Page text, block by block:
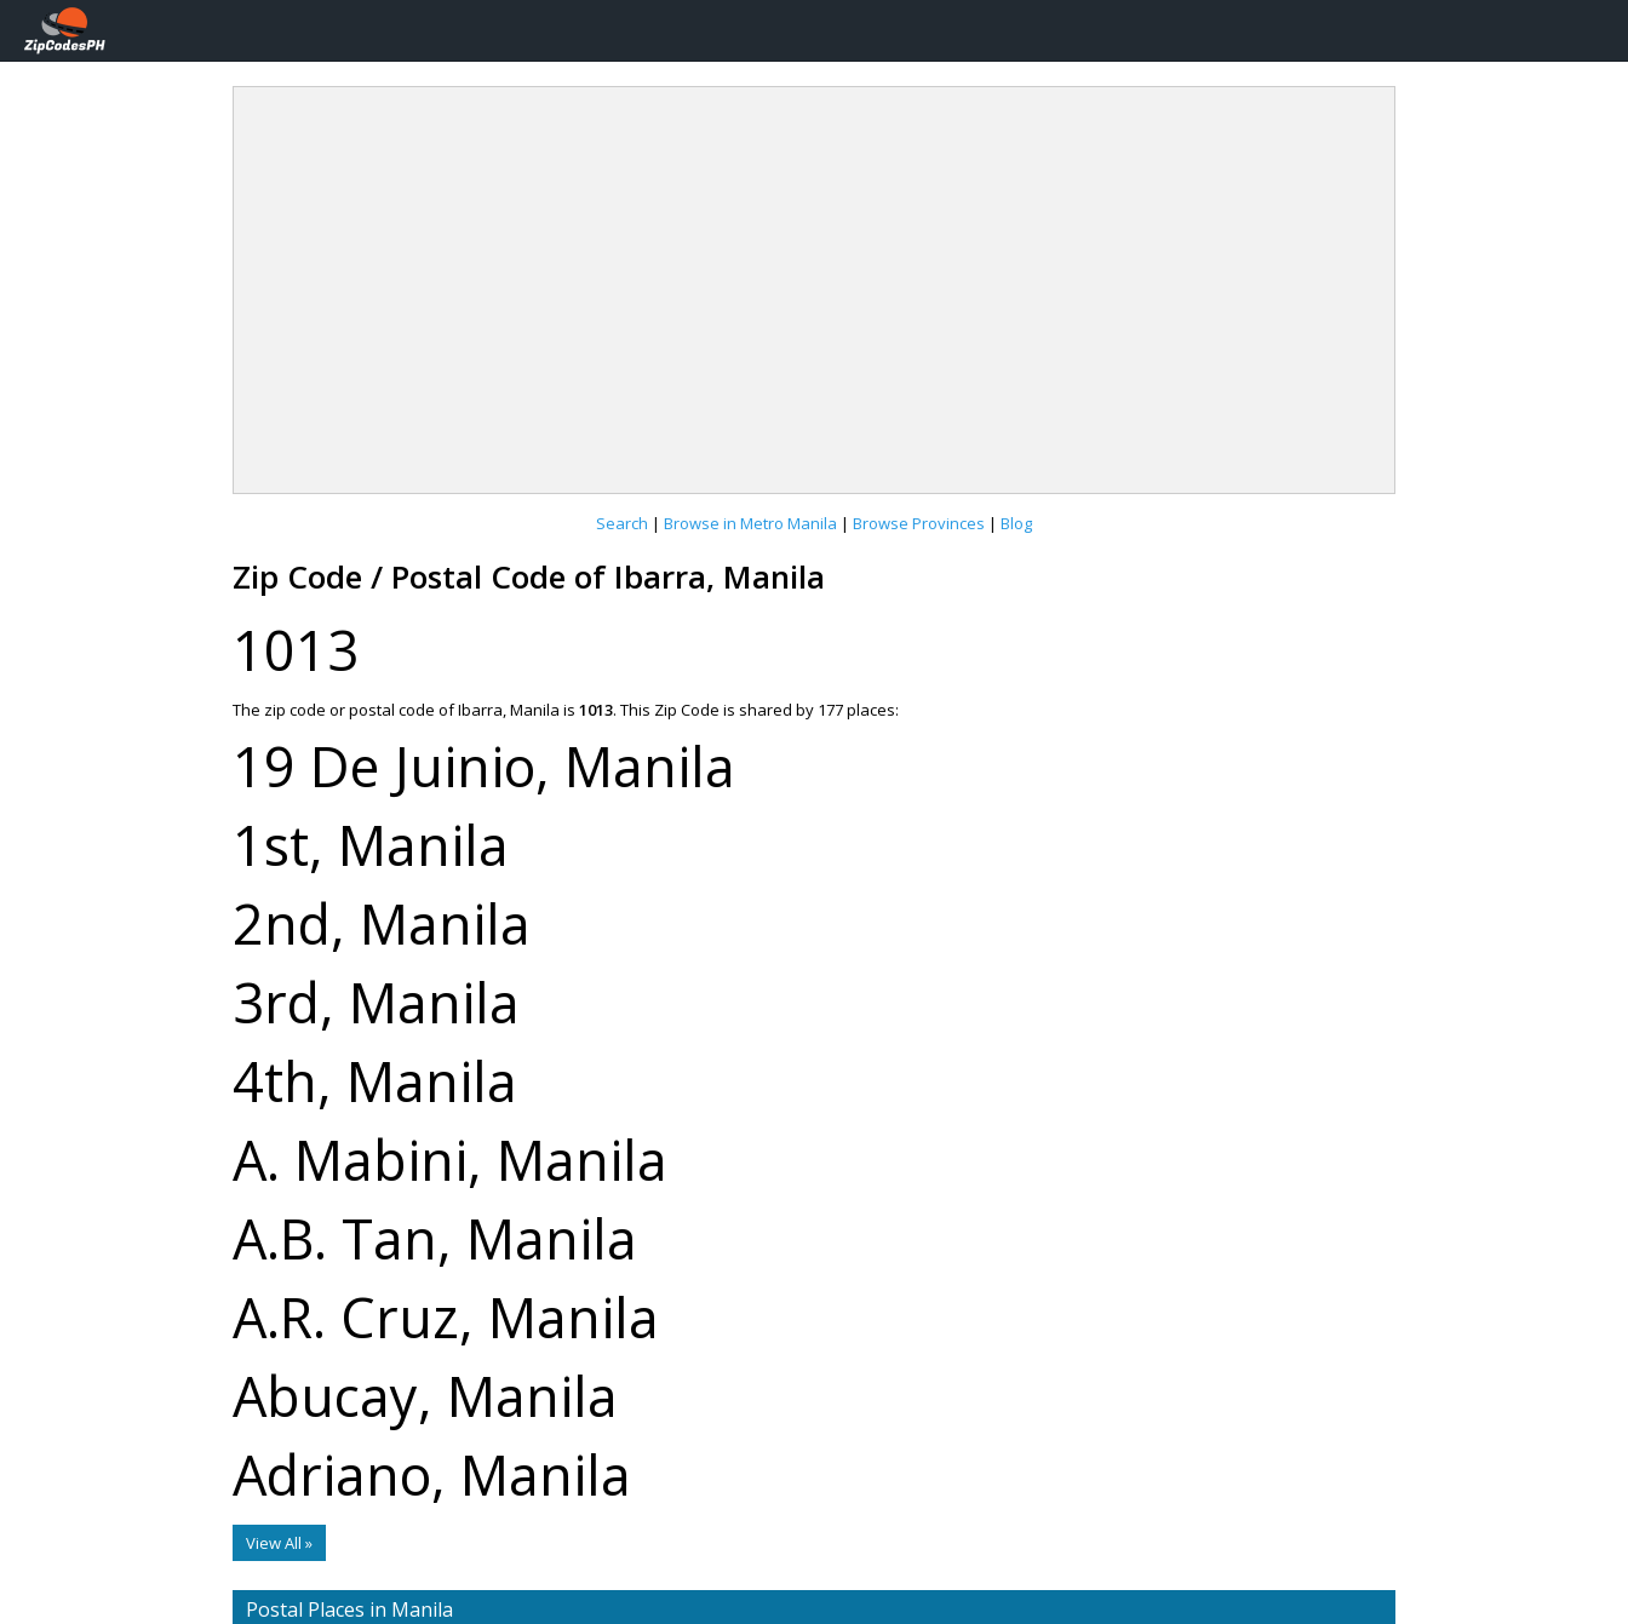
Search | Browse in Metro Manila | Browse Provinces | Blog
Zip Code / Postal Code of Ibarra, Manila
1013
The zip code or postal code of Ibarra, Manila is 1013. This Zip Code is shared by 177 places:
19 De Juinio, Manila
1st, Manila
2nd, Manila
3rd, Manila
4th, Manila
A. Mabini, Manila
A.B. Tan, Manila
A.R. Cruz, Manila
Abucay, Manila
Adriano, Manila
View All »
Postal Places in Manila